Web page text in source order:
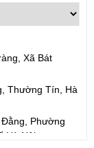
Xã Bát
Thường Tín, Hà
Phường
Hà Nội